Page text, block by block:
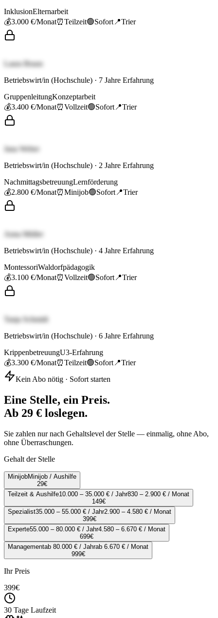
InklusionElternarbeit
💰3.000 €/Monat⏰Teilzeit🟢Sofort 📍Trier
Laura Braun
Betriebswirt/in (Hochschule) · 7 Jahre Erfahrung
GruppenleitungKonzeptarbeit
💰3.400 €/Monat⏰Vollzeit🟢Sofort 📍Trier
Jana Weber
Betriebswirt/in (Hochschule) · 2 Jahre Erfahrung
NachmittagsbetreuungLernförderung
💰2.800 €/Monat⏰Minijob🟢Sofort 📍Trier
Anna Müller
Betriebswirt/in (Hochschule) · 4 Jahre Erfahrung
MontessoriWaldorfpädagogik
💰3.100 €/Monat⏰Vollzeit🟢Sofort 📍Trier
Tanja Schmidt
Betriebswirt/in (Hochschule) · 6 Jahre Erfahrung
KrippenbetreuungU3-Erfahrung
💰3.300 €/Monat⏰Teilzeit🟢Sofort 📍Trier
Kein Abo nötig · Sofort starten
Eine Stelle, ein Preis.
Ab 29 € loslegen.
Sie zahlen nur nach Gehaltslevel der Stelle — einmalig, ohne Abo,
ohne Überraschungen.
Gehalt der Stelle
MinijobMinijob / Aushilfe
29€
Teilzeit & Aushilfe10.000 – 35.000 € / Jahr830 – 2.900 € / Monat
149€
Spezialist35.000 – 55.000 € / Jahr2.900 – 4.580 € / Monat
399€
Experte55.000 – 80.000 € / Jahr4.580 – 6.670 € / Monat
699€
Managementab 80.000 € / Jahrab 6.670 € / Monat
999€
Ihr Preis
399€
30 Tage Laufzeit